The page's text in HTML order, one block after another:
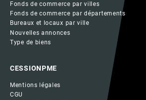
Fonds de commerce par villes
Fonds de commerce par départements
Bureaux et locaux par ville
Nouvelles annonces
Type de biens
CESSIONPME
Mentions légales
CGU